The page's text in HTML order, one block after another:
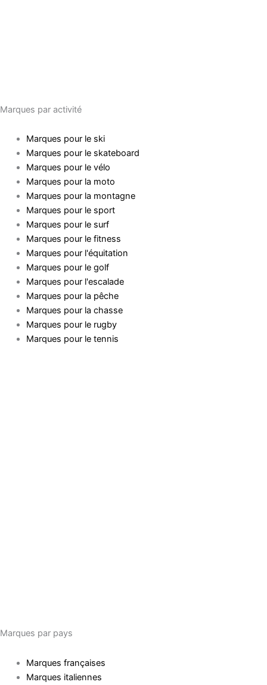
Marques par activité
Marques pour le ski
Marques pour le skateboard
Marques pour le vélo
Marques pour la moto
Marques pour la montagne
Marques pour le sport
Marques pour le surf
Marques pour le fitness
Marques pour l'équitation
Marques pour le golf
Marques pour l'escalade
Marques pour la pêche
Marques pour la chasse
Marques pour le rugby
Marques pour le tennis
Marques par pays
Marques françaises
Marques italiennes